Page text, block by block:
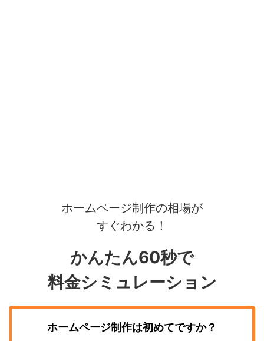
ホームページ制作の相場が
すぐわかる！
かんたん60秒で
料金シミュレーション
ホームページ制作は初めてですか？